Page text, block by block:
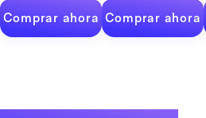
Comprar ahora Comprar ahora